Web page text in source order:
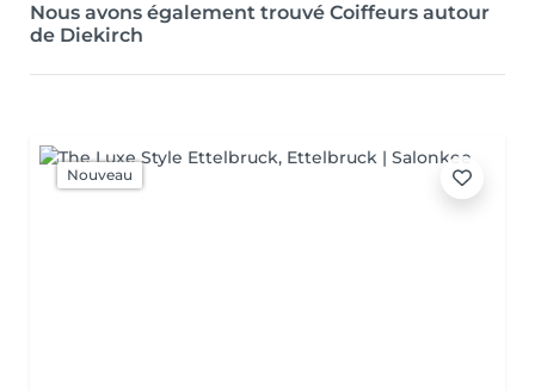
Nous avons également trouvé Coiffeurs autour
de Diekirch
Nouveau